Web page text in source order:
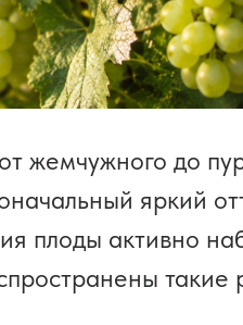
жемчужного до
яркий
плоды активно
такие